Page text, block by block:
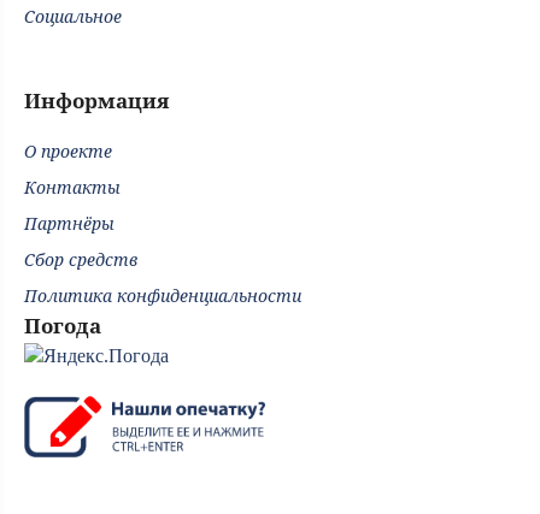
Социальное
Информация
О проекте
Контакты
Партнёры
Сбор средств
Политика конфиденциальности
Погода